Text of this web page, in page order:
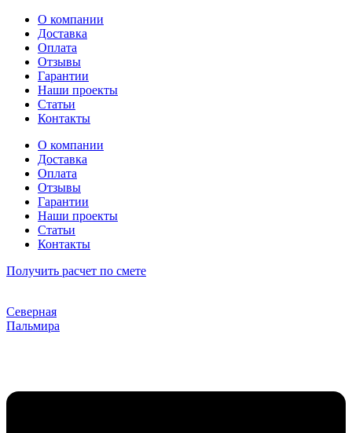
Перейти
содержимому
О компании
Доставка
Оплата
Отзывы
Гарантии
Наши проекты
Статьи
Контакты
О компании
Доставка
Оплата
Отзывы
Гарантии
Наши проекты
Статьи
Контакты
Получить расчет по смете
Северная
Пальмира